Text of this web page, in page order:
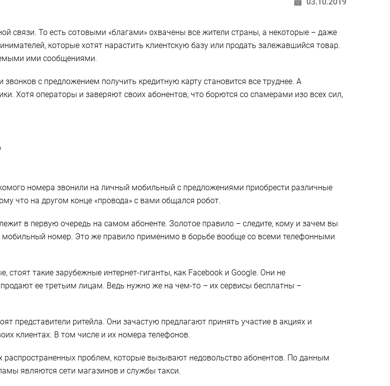
связи. То есть сотовыми «благами» охвачены все жители страны, а некоторые – даже
которые хотят нарастить клиентскую базу или продать залежавшийся товар.
ими сообщениями.
с предложением получить кредитную карту становится все труднее. А
Хотя операторы и заверяют своих абонентов, что борются со спамерами изо всех сил,
номера звонили на личный мобильный с предложениями приобрести различные
что на другом конце «провода» с вами общался робот.
в первую очередь на самом абоненте. Золотое правило – следите, кому и зачем вы
мобильный номер. Это же правило применимо в борьбе вообще со всеми телефонными
такие зарубежные интернет-гиганты, как Facebook и Google. Они не
ее третьим лицам. Ведь нужно же на чем-то – их сервисы бесплатны –
представители ритейла. Они зачастую предлагают принять участие в акциях и
клиентах. В том числе и их номера телефонов.
проблем, которые вызывают недовольство абонентов. По данным
являются сети магазинов и службы такси.